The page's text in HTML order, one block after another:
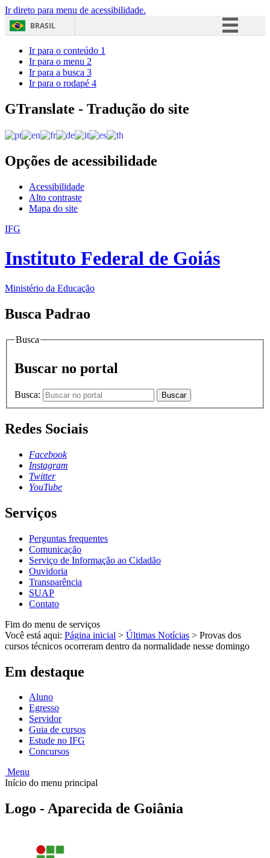
Ir direto para menu de acessibilidade.
BRASIL
Acesso à informação
Ir para o conteúdo 1
Ir para o menu 2
Ir para a busca 3
Ir para o rodapé 4
GTranslate - Tradução do site
Opções de acessibilidade
Acessibilidade
Alto contraste
Mapa do site
IFG
Instituto Federal de Goiás
Ministério da Educação
Busca Padrao
Busca
Buscar no portal
Busca: Buscar
Redes Sociais
Facebook
Instagram
Twitter
YouTube
Serviços
Perguntas frequentes
Comunicação
Serviço de Informação ao Cidadão
Ouvidoria
Transparência
SUAP
Contato
Fim do menu de serviços
Você está aqui: Página inicial > Últimas Notícias > Provas dos
cursos técnicos ocorreram dentro da normalidade nesse domingo
Em destaque
Aluno
Egresso
Servidor
Guia de cursos
Estude no IFG
Concursos
Menu
Início do menu principal
Logo - Aparecida de Goiânia